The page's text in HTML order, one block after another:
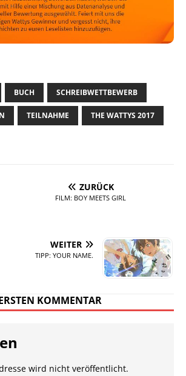
BUCH SCHREIBWETTBEWERB
TEILNAHME THE WATTYS 2017
ZURÜCK
FILM: BOY MEETS GIRL
WEITER
TIPP: YOUR NAME.
KOMMENTAR
wird nicht veröffentlicht.